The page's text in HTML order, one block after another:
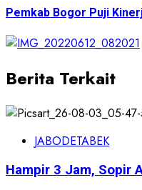
Pemkab Bogor Puji
Berita Terkait
JABODETABEK
Hampir 3 Jam, Sopir